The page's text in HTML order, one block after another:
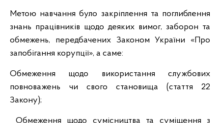
Метою навчання було закріплення та поглиблення
знань працівників щодо деяких вимог, заборон та
обмежень, передбачених Законом України «Про
запобігання корупції», а саме:
Обмеження щодо використання службових
повноважень чи свого становища (стаття 22
Закону);
Обмеження щодо сумісництва та суміщення з